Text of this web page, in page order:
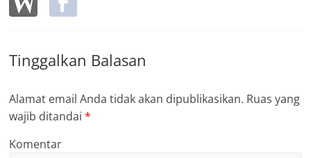
Tinggalkan Balasan
Alamat email Anda tidak akan dipublikasikan. Ruas yang
wajib ditandai*
Komentar